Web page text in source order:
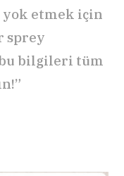
etmek için
sprey
bilgileri tüm